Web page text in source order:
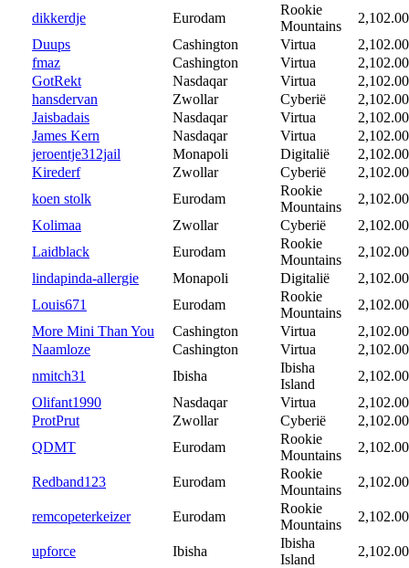
dikkerdje Eurodam
Rookie
Mountains
2,102.00
Duups
Cashington Virtua
2,102.00
fmaz
Cashington Virtua
2,102.00
GotRekt
Nasdaqar Virtua
2,102.00
hansdervan
Zwollar Cyberië
2,102.00
Jaisbadais
Nasdaqar Virtua
2,102.00
James Kern
Nasdaqar Virtua
2,102.00
jeroentje312jail
Monapoli Digitalië
2,102.00
Kirederf
Zwollar Cyberië
2,102.00
koen stolk
Eurodam
Rookie
Mountains
2,102.00
Kolimaa
Zwollar Cyberië
2,102.00
Laidblack
Eurodam
Rookie
Mountains
2,102.00
lindapinda-allergie
Monapoli Digitalië
2,102.00
Louis671
Eurodam
Rookie
Mountains
2,102.00
More Mini Than You
Cashington Virtua
2,102.00
Naamloze
Cashington Virtua
2,102.00
nmitch31
Ibisha
Ibisha
Island
2,102.00
Olifant1990
Nasdaqar Virtua
2,102.00
ProtPrut
Zwollar Cyberië
2,102.00
QDMT
Eurodam
Rookie
Mountains
2,102.00
Redband123 Eurodam
Rookie
Mountains
2,102.00
remcopeterkeizer Eurodam
Rookie
Mountains
2,102.00
upforce Ibisha
Ibisha
Island
2,102.00